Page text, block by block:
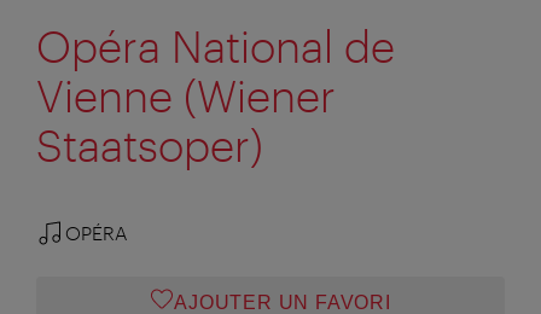
Opéra National de
Vienne (Wiener
Staatsoper)
OPÉRA
AJOUTER UN FAVORI